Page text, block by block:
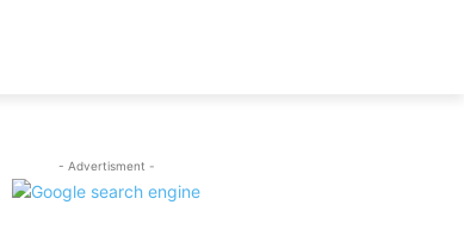
- Advertisment -